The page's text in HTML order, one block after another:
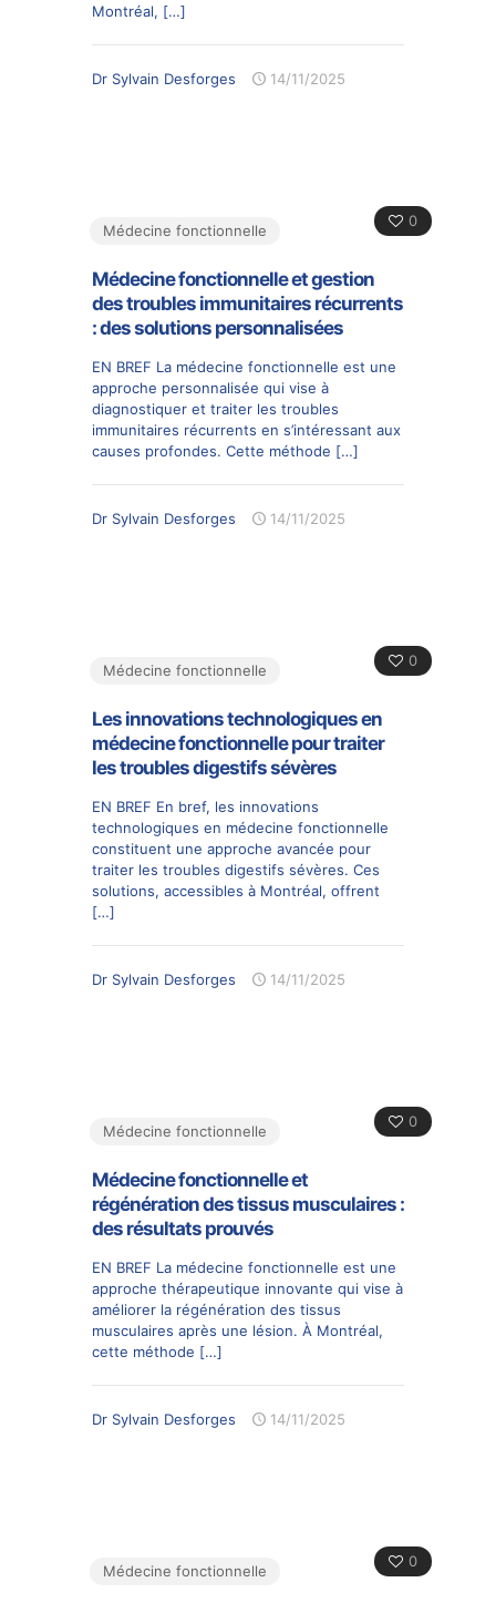
Montréal, […]
Dr Sylvain Desforges 14/11/2025
0
Médecine fonctionnelle
Médecine fonctionnelle et gestion
des troubles immunitaires récurrents
: des solutions personnalisées
EN BREF La médecine fonctionnelle est une
approche personnalisée qui vise à
diagnostiquer et traiter les troubles
immunitaires récurrents en s’intéressant aux
causes profondes. Cette méthode […]
Dr Sylvain Desforges 14/11/2025
0
Médecine fonctionnelle
Les innovations technologiques en
médecine fonctionnelle pour traiter
les troubles digestifs sévères
EN BREF En bref, les innovations
technologiques en médecine fonctionnelle
constituent une approche avancée pour
traiter les troubles digestifs sévères. Ces
solutions, accessibles à Montréal, offrent
[…]
Dr Sylvain Desforges 14/11/2025
0
Médecine fonctionnelle
Médecine fonctionnelle et
régénération des tissus musculaires :
des résultats prouvés
EN BREF La médecine fonctionnelle est une
approche thérapeutique innovante qui vise à
améliorer la régénération des tissus
musculaires après une lésion. À Montréal,
cette méthode […]
Dr Sylvain Desforges 14/11/2025
0
Médecine fonctionnelle